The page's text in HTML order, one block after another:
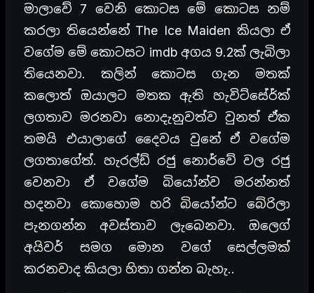
මාලාවේ 7 වෙනි කොටස මේ කොටස නම්
කරලා තියෙන්නේ The Ice Maiden කියලා ඒ
වගේම මේ කොටසට imdb අගය 9.2ක් ලැබිලා
තියෙනවා. කලින් කොටස ගැන මතක්
කලොත් ඔයාලට මතක ඇති හැවිට්සේර්ක්
ලගතාව මරනවා නොදැනුවත්ව වුනත් ඒක
තමයි එයාලාගේ දෛවය වුනේ ඒ වගේම
ලගතාගේත්. හැරල්ඩ් රජු නොර්වේ වල රජු
වෙනවා ඒ වගේම බියෝන්ව මරන්නත්
හදනවා කොහොම හරි බියෝන්ට බේරිලා
පැනගන්න අවස්තාව ලැබෙනවා. ඔලෙග්
අයිවර් සමග මොන වගේ සෙල්ලමක්
කරනවාද කියලා හිතා ගන්න බැහැ..